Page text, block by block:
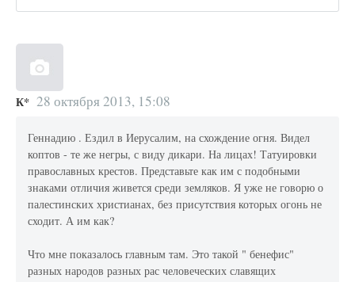
К* 28 октября 2013, 15:08
Геннадию . Ездил в Иерусалим, на схождение огня. Видел
коптов - те же негры, с виду дикари. На лицах! Татуировки
православных крестов. Представьте как им с подобными
знаками отличия живется среди земляков. Я уже не говорю о
палестинских христианах, без присутствия которых огонь не
сходит. А им как?
Что мне показалось главным там. Это такой " бенефис"
разных народов разных рас человеческих славящих